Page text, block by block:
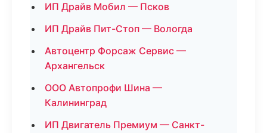
ИП Драйв Мобил — Псков
ИП Драйв Пит-Стоп — Вологда
Автоцентр Форсаж Сервис —
Архангельск
ООО Автопрофи Шина —
Калининград
ИП Двигатель Премиум — Санкт-